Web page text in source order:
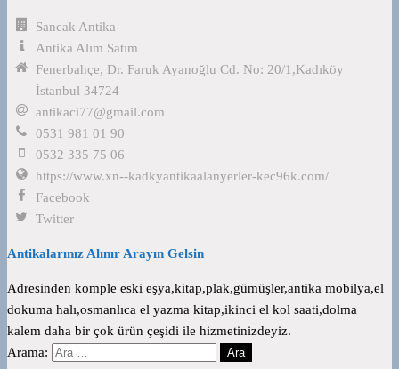
Sancak Antika
Antika Alım Satım
Fenerbahçe, Dr. Faruk Ayanoğlu Cd. No: 20/1,Kadıköy
İstanbul 34724
antikaci77@gmail.com
0531 981 01 90
0532 335 75 06
https://www.xn--kadkyantikaalanyerler-kec96k.com/
Facebook
Twitter
Antikalarınız Alınır Arayın Gelsin
Adresinden komple eski eşya,kitap,plak,gümüşler,antika mobilya,el
dokuma halı,osmanlıca el yazma kitap,ikinci el kol saati,dolma
kalem daha bir çok ürün çeşidi ile hizmetinizdeyiz.
Arama: